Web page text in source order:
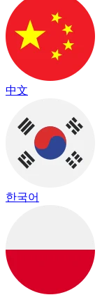
中文
한국어